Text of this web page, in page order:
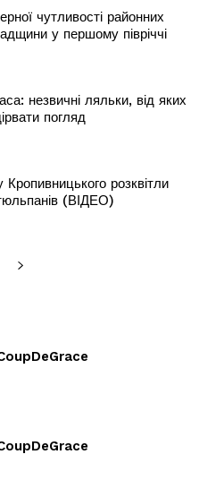
чутливості районних
у першому півріччі
незвичні ляльки, від яких
погляд
розквітли
(ВІДЕО)